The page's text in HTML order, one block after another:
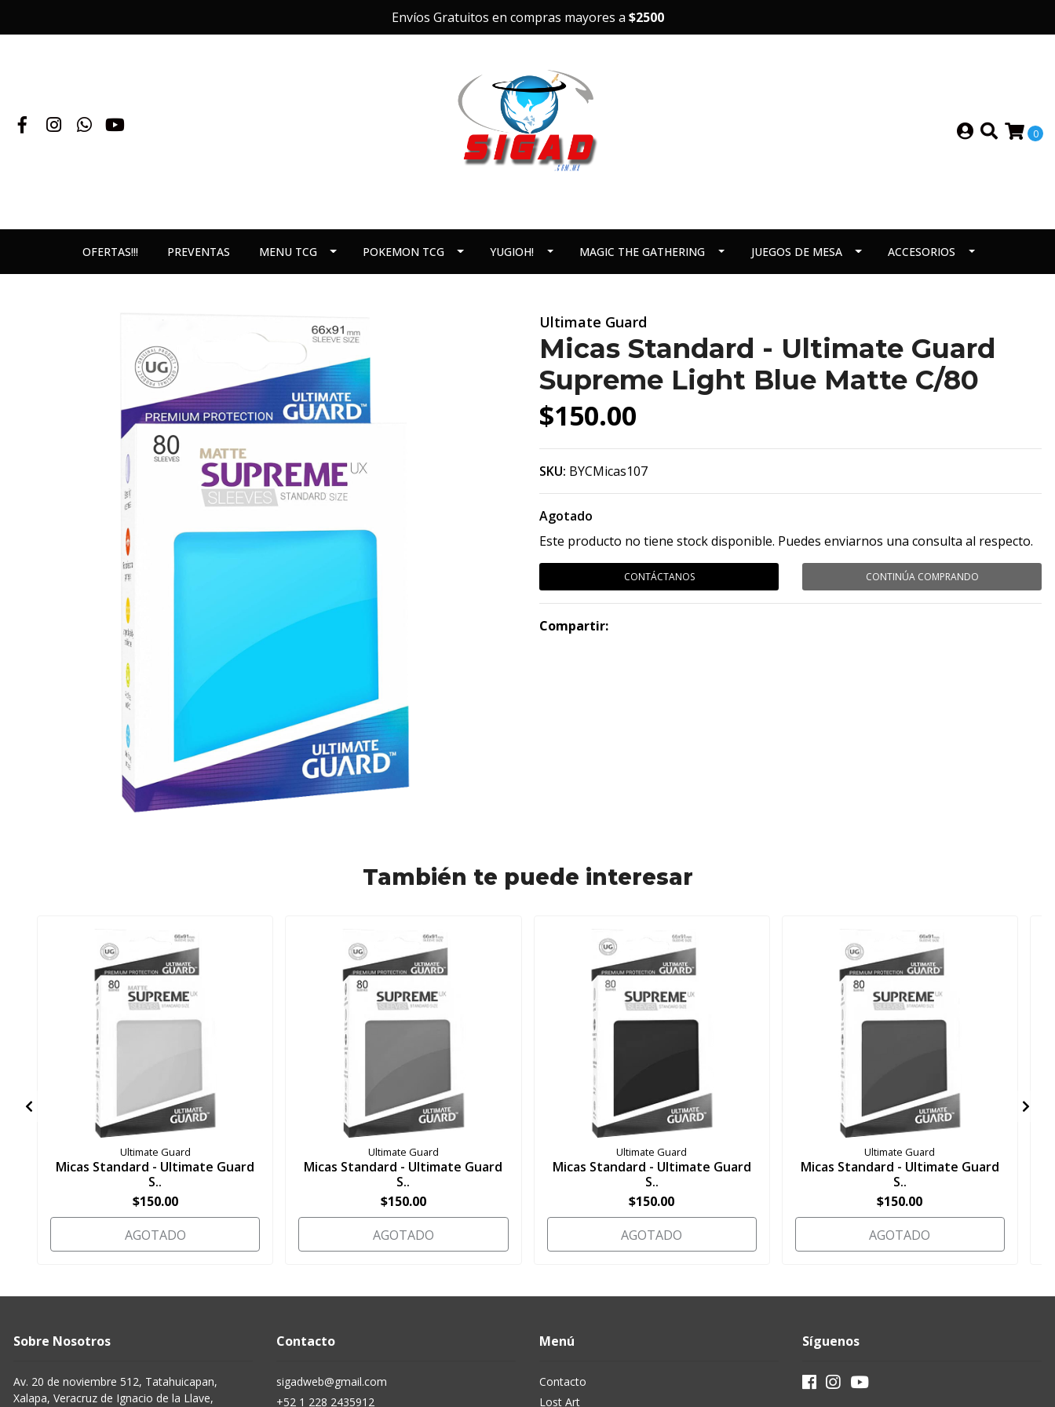
Envíos Gratuitos en compras mayores a $2500
0
OFERTAS!!! PREVENTAS MENU TCG POKEMON TCG YUGIOH! MAGIC THE GATHERING JUEGOS DE MESA ACCESORIOS
Ultimate Guard
Micas Standard - Ultimate Guard
Supreme Light Blue Matte C/80
$150.00
SKU: BYCMicas107
Agotado
Este producto no tiene stock disponible. Puedes enviarnos una consulta al respecto.
CONTÁCTANOS CONTINÚA COMPRANDO
Compartir:
También te puede interesar
Ultimate Guard
Micas Standard - Ultimate Guard
S..
$150.00
AGOTADO
Ultimate Guard
Micas Standard - Ultimate Guard
S..
$150.00
AGOTADO
Ultimate Guard
Micas Standard - Ultimate Guard
S..
$150.00
AGOTADO
Ultimate Guard
Micas Standard - Ultimate Guard
S..
$150.00
AGOTADO
Sobre Nosotros
Av. 20 de noviembre 512, Tatahuicapan,
Xalapa, Veracruz de Ignacio de la Llave,
Contacto
sigadweb@gmail.com
+52 1 228 2435912
Menú
Contacto
Lost Art
Síguenos